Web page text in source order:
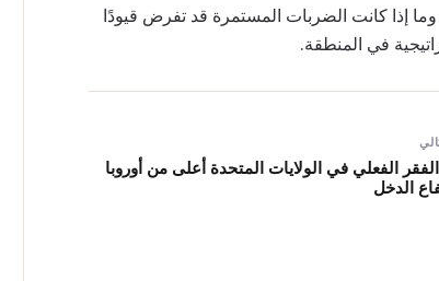
إذا كانت الضربات المستمرة قد تفرض قيودًا
في المنطقة.
الفعلي في الولايات المتحدة أعلى من أوروبا
الدخل